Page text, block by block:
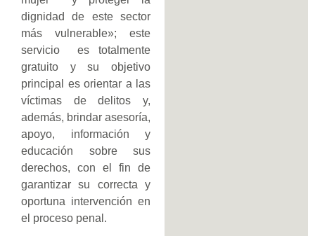
dignidad de este sector
más vulnerable»; este
servicio es totalmente
gratuito y su objetivo
principal es orientar a las
víctimas de delitos y,
además, brindar asesoría,
apoyo, información y
educación sobre sus
derechos, con el fin de
garantizar su correcta y
oportuna intervención en
el proceso penal.